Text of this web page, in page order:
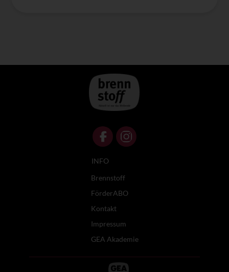
INFO
Brennstoff
FörderABO
Kontakt
Impressum
GEA Akademie